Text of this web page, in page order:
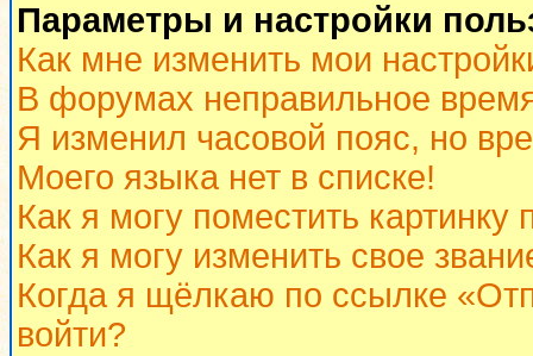
Параметры и настройки
Как мне изменить мои
В форумах неправильное
Я изменил часовой пояс, но
Моего языка нет в списке!
Как я могу поместить
Как я могу изменить свое
Когда я щёлкаю по ссылке
войти?